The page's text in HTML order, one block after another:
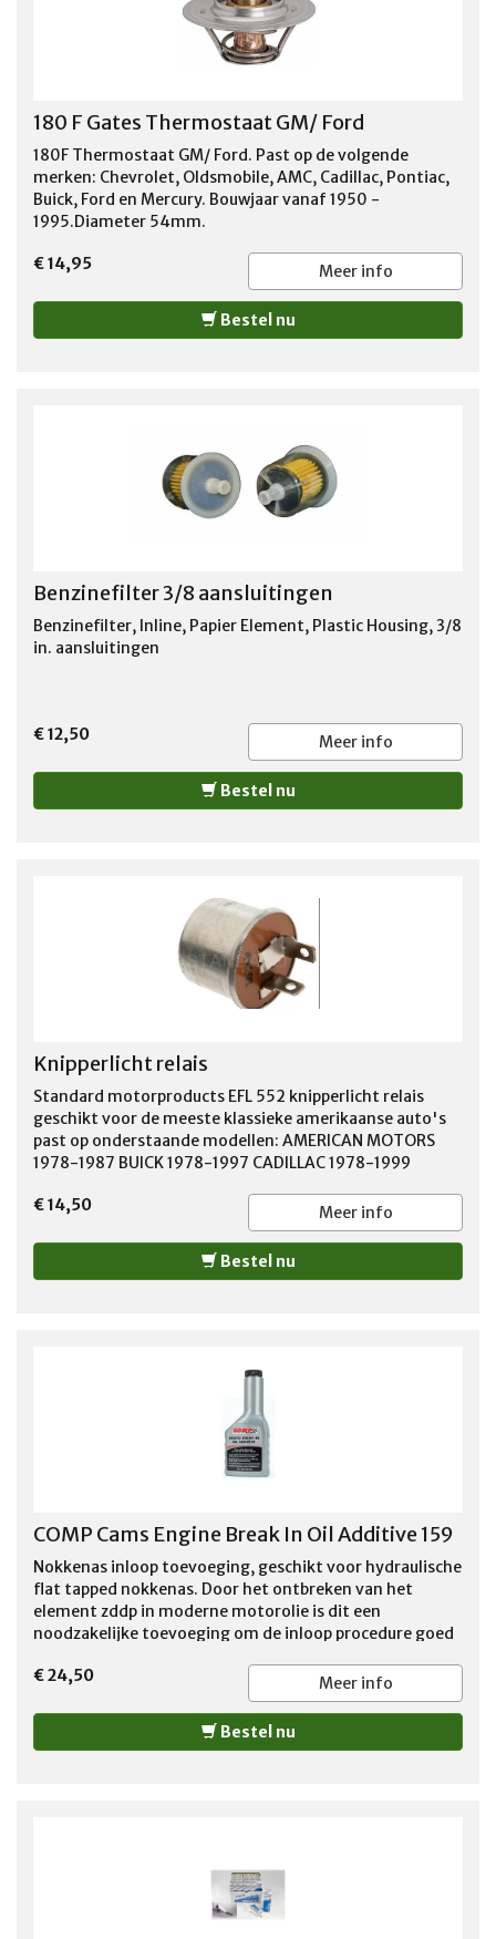
180 F Gates Thermostaat GM/ Ford
180F Thermostaat GM/ Ford. Past op de volgende
merken: Chevrolet, Oldsmobile, AMC, Cadillac, Pontiac,
Buick, Ford en Mercury. Bouwjaar vanaf 1950 -
1995.Diameter 54mm.
€ 14,95 Meer info
Bestel nu
Benzinefilter 3/8 aansluitingen
Benzinefilter, Inline, Papier Element, Plastic Housing, 3/8
in. aansluitingen
€ 12,50 Meer info
Bestel nu
Knipperlicht relais
Standard motorproducts EFL 552 knipperlicht relais
geschikt voor de meeste klassieke amerikaanse auto's
past op onderstaande modellen: AMERICAN MOTORS
1978-1987 BUICK 1978-1997 CADILLAC 1978-1999
1978-1998 FORD 1966-1993 GMC 1966-1995 JEEP 1978-
1996 MERCURY 1978-1987 OLDSMOBILE 1978-1999
PLYMOUTH 1978-1995 PONTIAC 1978-1998
€ 14,50 Meer info
Bestel nu
COMP Cams Engine Break In Oil Additive 159
Nokkenas inloop toevoeging, geschikt voor hydraulische
flat tapped nokkenas. Door het ontbreken van het
element zddp in moderne motorolie is dit een
noodzakelijke toevoeging om de inloop procedure goed
van de nokken aanzienlijk.
€ 24,50 Meer info
Bestel nu